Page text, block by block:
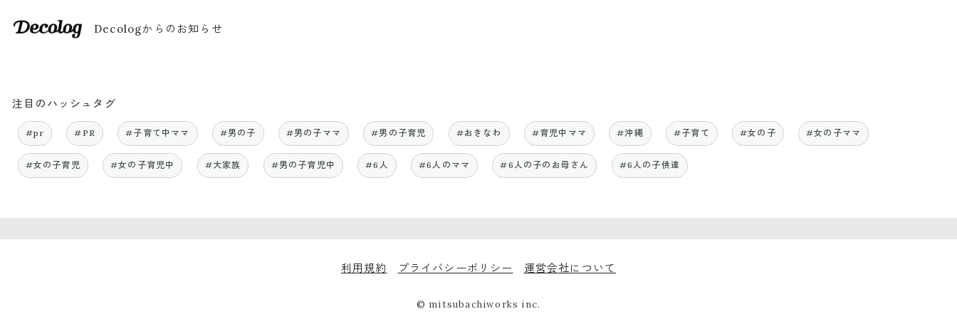
Decologからのお知らせ
注目のハッシュタグ
#pr #PR #子育て中ママ #男の子 #男の子ママ #男の子育児 #おきなわ #育児中ママ #沖縄 #子育て #女の子 #女の子ママ
#女の子育児 #女の子育児中 #大家族 #男の子育児中 #6人 #6人のママ #6人の子のお母さん #6人の子供達
利用規約 プライバシーポリシー 運営会社について
© mitsubachiworks inc.